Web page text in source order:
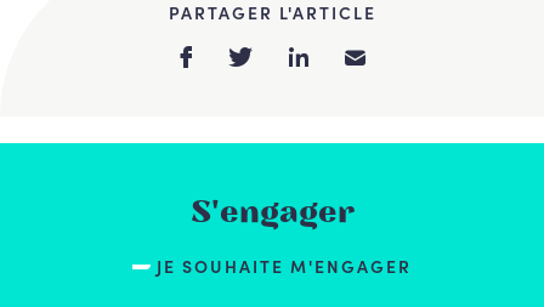
PARTAGER L'ARTICLE
S'engager
JE SOUHAITE M'ENGAGER